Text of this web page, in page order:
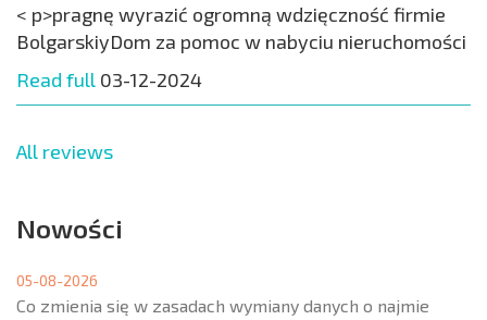
< p>pragnę wyrazić ogromną wdzięczność firmie
BolgarskiyDom za pomoc w nabyciu nieruchomości
Read full 03-12-2024
All reviews
Nowości
05-08-2026
Co zmienia się w zasadach wymiany danych o najmie